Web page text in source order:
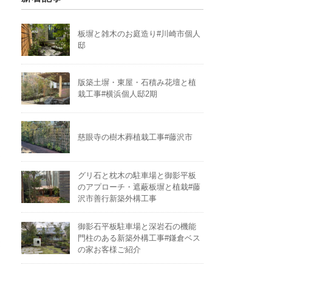
板塀と雑木のお庭造り#川崎市個人
邸
版築土塀・東屋・石積み花壇と植
栽工事#横浜個人邸2期
慈眼寺の樹木葬植栽工事#藤沢市
グリ石と枕木の駐車場と御影平板
のアプローチ・遮蔽板塀と植栽#藤
沢市善行新築外構工事
御影石平板駐車場と深岩石の機能
門柱のある新築外構工事#鎌倉ベス
の家お客様ご紹介